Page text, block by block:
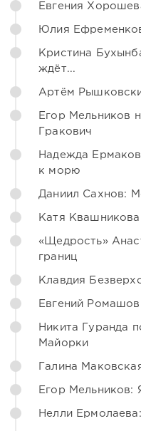
Евгения
Юлия
Кристина
ждёт...
Артём
Егор Мельников
Гракович
Надежда
к морю
Даниил Сахнов:
Катя
«Щедрость»
границ
Клавдия
Евгений
Никита Гуранда
Майорки
Галина
Егор Мельников:
Нелли